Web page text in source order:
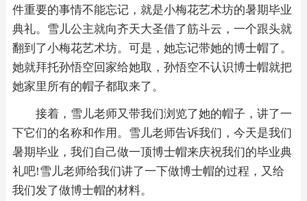
件重要的事情不能忘记，就是小梅花艺术坊的暑期毕业
典礼。雪儿公主就向齐天大圣借了筋斗云，一个跟头就
翻到了小梅花艺术坊。可是，她忘记带她的博士帽了。
她就拜托孙悟空回家给她取，孙悟空不认识博士帽就把
她家里所有的帽子都取来了。
接着，雪儿老师又带我们浏览了她的帽子，讲了一
下它们的名称和作用。雪儿老师告诉我们，今天是我们
暑期毕业，我们自己做一顶博士帽来庆祝我们的毕业典
礼吧!雪儿老师给我们讲了一下做博士帽的过程，又给
我们发了做博士帽的材料。